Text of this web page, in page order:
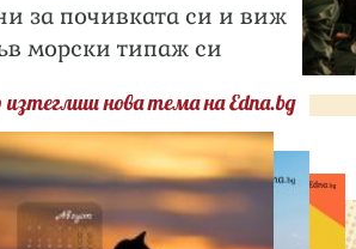
за почивката си и виж
морски типаж си
нова тема на Edna.bg